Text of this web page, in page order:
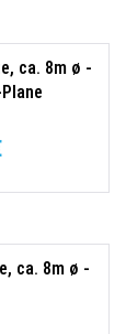
ca. 8m ø -
ca. 8m ø -